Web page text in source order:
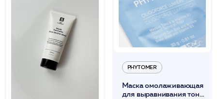
PHYTOMER
Маска омолаживающая
для выравнивания тона